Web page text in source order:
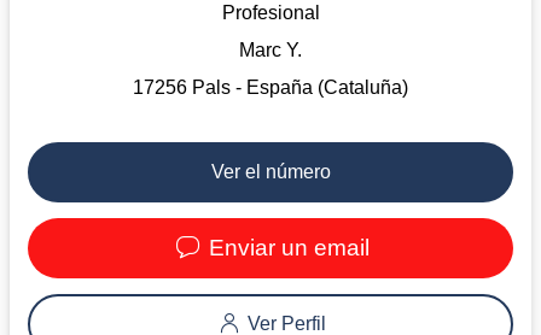
Profesional
Marc Y.
17256 Pals - España (Cataluña)
Ver el número
Enviar un email
Ver Perfil